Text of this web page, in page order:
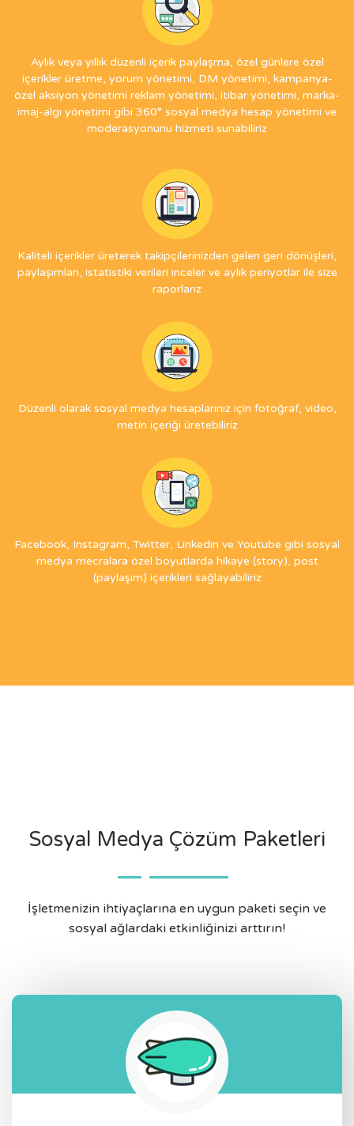
Aylık veya yıllık düzenli içerik paylaşma, özel günlere özel
içerikler üretme, yorum yönetimi, DM yönetimi, kampanya-
özel aksiyon yönetimi reklam yönetimi, itibar yönetimi, marka-
imaj-algı yönetimi gibi 360° sosyal medya hesap yönetimi ve
moderasyonunu hizmeti sunabiliriz
Kaliteli içerikler üreterek takipçilerinizden gelen geri dönüşleri,
paylaşımları, istatistiki verileri inceler ve aylık periyotlar ile size
raporlarız
Düzenli olarak sosyal medya hesaplarınız için fotoğraf, video,
metin içeriği üretebiliriz
Facebook, Instagram, Twitter, Linkedin ve Youtube gibi sosyal
medya mecralara özel boyutlarda hikaye (story), post
(paylaşım) içerikleri sağlayabiliriz
Sosyal Medya Çözüm Paketleri
İşletmenizin ihtiyaçlarına en uygun paketi seçin ve
sosyal ağlardaki etkinliğinizi arttırın!